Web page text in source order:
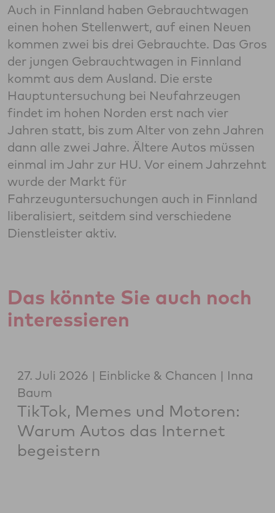
Auch in Finnland haben Gebrauchtwagen
einen hohen Stellenwert, auf einen Neuen
kommen zwei bis drei Gebrauchte. Das Gros
der jungen Gebrauchtwagen in Finnland
kommt aus dem Ausland. Die erste
Hauptuntersuchung bei Neufahrzeugen
findet im hohen Norden erst nach vier
Jahren statt, bis zum Alter von zehn Jahren
dann alle zwei Jahre. Ältere Autos müssen
einmal im Jahr zur HU. Vor einem Jahrzehnt
wurde der Markt für
Fahrzeuguntersuchungen auch in Finnland
liberalisiert, seitdem sind verschiedene
Dienstleister aktiv.
Das könnte Sie auch noch
interessieren
27. Juli 2026 Einblicke & Chancen
Inna
Baum
TikTok, Memes und Motoren:
Warum Autos das Internet
begeistern